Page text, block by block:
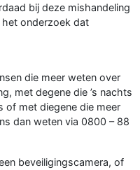
bij deze mishandeling
onderzoek dat
die meer weten over
met degene die ’s nachts
of met diegene die meer
dan weten via 0800 – 88
beveiligingscamera, of